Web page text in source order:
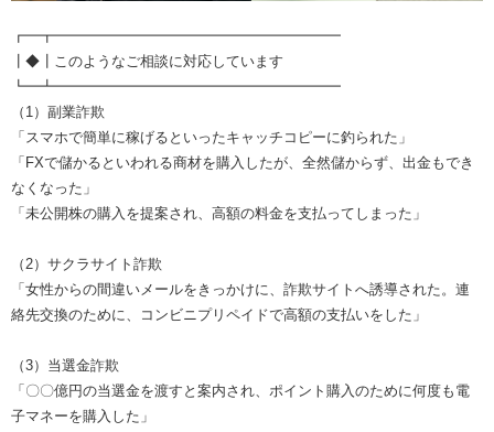
┏━┳━━━━━━━━━━━━━━━━━━━━
┃◆┃このようなご相談に対応しています
┗━┻━━━━━━━━━━━━━━━━━━━━
（1）副業詐欺
「スマホで簡単に稼げるといったキャッチコピーに釣られた」
「FXで儲かるといわれる商材を購入したが、全然儲からず、出金もでき
なくなった」
「未公開株の購入を提案され、高額の料金を支払ってしまった」
（2）サクラサイト詐欺
「女性からの間違いメールをきっかけに、詐欺サイトへ誘導された。連
絡先交換のために、コンビニプリペイドで高額の支払いをした」
（3）当選金詐欺
「〇〇億円の当選金を渡すと案内され、ポイント購入のために何度も電
子マネーを購入した」